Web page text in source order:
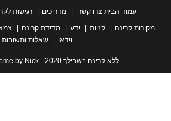
עמוד הבית צרו קשר מדריכים רגישות לקרינה
קרינה
קניות ידע מדידת קרינה צמצום חשיפה
שאלות ותשובות
ללא קרינה בשבילך 2020 - OceanWP Theme by Nick